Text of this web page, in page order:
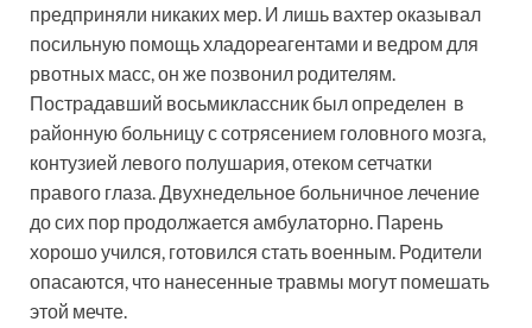
предприняли никаких мер. И лишь вахтер оказывал
посильную помощь хладореагентами и ведром для
рвотных масс, он же позвонил родителям.
Пострадавший восьмиклассник был определен в
районную больницу с сотрясением головного мозга,
контузией левого полушария, отеком сетчатки
правого глаза. Двухнедельное больничное лечение
до сих пор продолжается амбулаторно. Парень
хорошо учился, готовился стать военным. Родители
опасаются, что нанесенные травмы могут помешать
этой мечте.